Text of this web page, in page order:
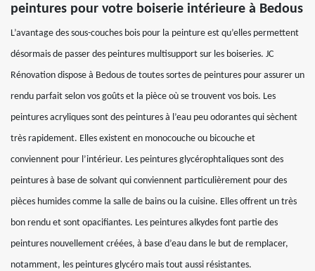
peintures pour votre boiserie intérieure à Bedous
L’avantage des sous-couches bois pour la peinture est qu’elles permettent
désormais de passer des peintures multisupport sur les boiseries. JC
Rénovation dispose à Bedous de toutes sortes de peintures pour assurer un
rendu parfait selon vos goûts et la pièce où se trouvent vos bois. Les
peintures acryliques sont des peintures à l’eau peu odorantes qui sèchent
très rapidement. Elles existent en monocouche ou bicouche et
conviennent pour l’intérieur. Les peintures glycérophtaliques sont des
peintures à base de solvant qui conviennent particulièrement pour des
pièces humides comme la salle de bains ou la cuisine. Elles offrent un très
bon rendu et sont opacifiantes. Les peintures alkydes font partie des
peintures nouvellement créées, à base d’eau dans le but de remplacer,
notamment, les peintures glycéro mais tout aussi résistantes.